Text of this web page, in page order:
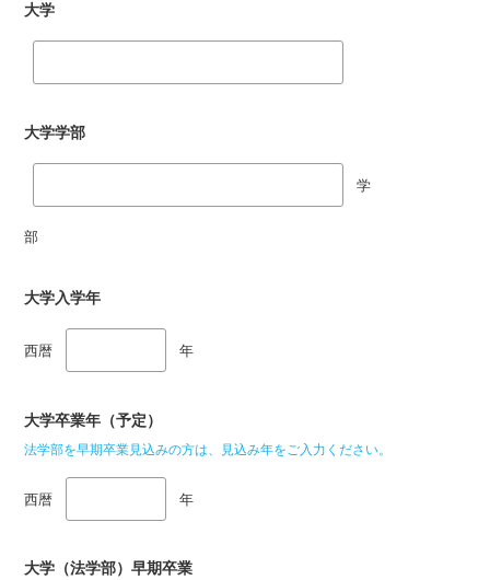
大学
大学学部
学
部
大学入学年
西暦 年
大学卒業年（予定）
法学部を早期卒業見込みの方は、見込み年をご入力ください。
西暦 年
大学（法学部）早期卒業